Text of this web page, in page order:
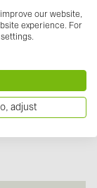
our website,
experience. For
adjust